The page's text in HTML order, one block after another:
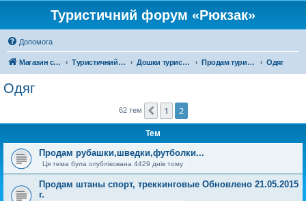
Туристичний форум «Рюкзак»
Допомога
Магазин спорядження Туристичний форум «Рюкзак» Дошки туристичних оголошень Продам туристичне спорядження Одяг
Одяг
62 тем Поперед.
1 2
Тем
Продам рубашки,шведки,футболки...
Ця тема була опублікована 4429 днів тому
Продам штаны спорт, треккинговые Обновлено 21.05.2015
г.